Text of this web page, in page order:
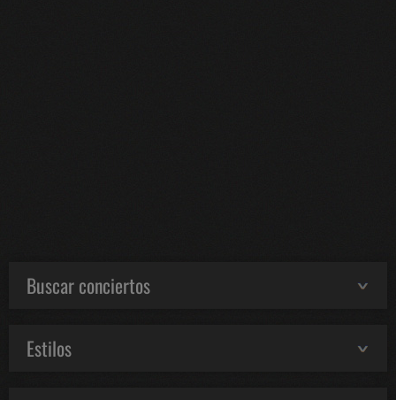
Buscar conciertos
Estilos